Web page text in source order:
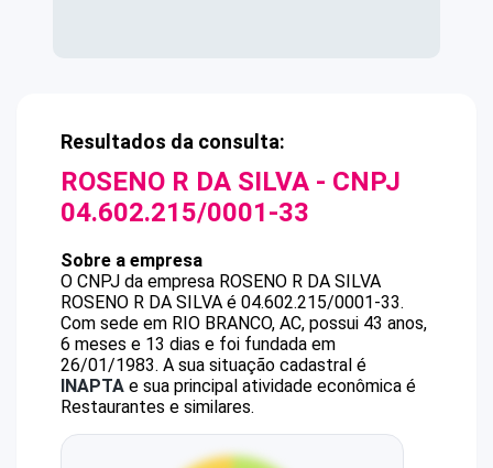
Resultados da consulta:
ROSENO R DA SILVA - CNPJ
04.602.215/0001-33
Sobre a empresa
O CNPJ da empresa ROSENO R DA SILVA
ROSENO R DA SILVA é 04.602.215/0001-33.
Com sede em RIO BRANCO, AC, possui 43 anos,
6 meses e 13 dias e foi fundada em
26/01/1983. A sua situação cadastral é
INAPTA e sua principal atividade econômica é
Restaurantes e similares.